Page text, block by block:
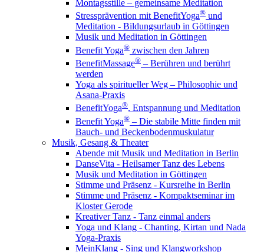
Montagsstille – gemeinsame Meditation
Stressprävention mit BenefitYoga® und
Meditation - Bildungsurlaub in Göttingen
Musik und Meditation in Göttingen
Benefit Yoga® zwischen den Jahren
BenefitMassage® – Berühren und berührt
werden
Yoga als spiritueller Weg – Philosophie und
Asana-Praxis
BenefitYoga®, Entspannung und Meditation
Benefit Yoga® – Die stabile Mitte finden mit
Bauch- und Beckenbodenmuskulatur
Musik, Gesang & Theater
Abende mit Musik und Meditation in Berlin
DanseVita - Heilsamer Tanz des Lebens
Musik und Meditation in Göttingen
Stimme und Präsenz - Kursreihe in Berlin
Stimme und Präsenz - Kompaktseminar im
Kloster Gerode
Kreativer Tanz - Tanz einmal anders
Yoga und Klang - Chanting, Kirtan und Nada
Yoga-Praxis
MeinKlang - Sing und Klangworkshop